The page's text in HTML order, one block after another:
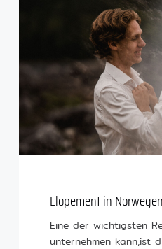
Elopement in Norwegen
Eine der wichtigsten
unternehmen kann,ist